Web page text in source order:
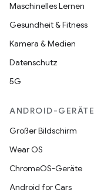
Maschinelles Lernen
Gesundheit & Fitness
Kamera & Medien
Datenschutz
5G
ANDROID-GERÄTE
Großer Bildschirm
Wear OS
ChromeOS-Geräte
Android for Cars